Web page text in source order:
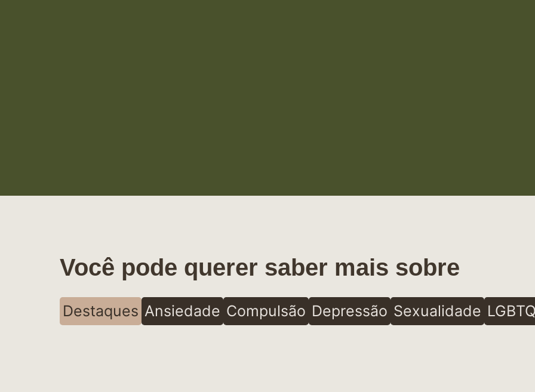
Você pode querer saber mais sobre
Destaques Ansiedade Compulsão Depressão Sexualidade